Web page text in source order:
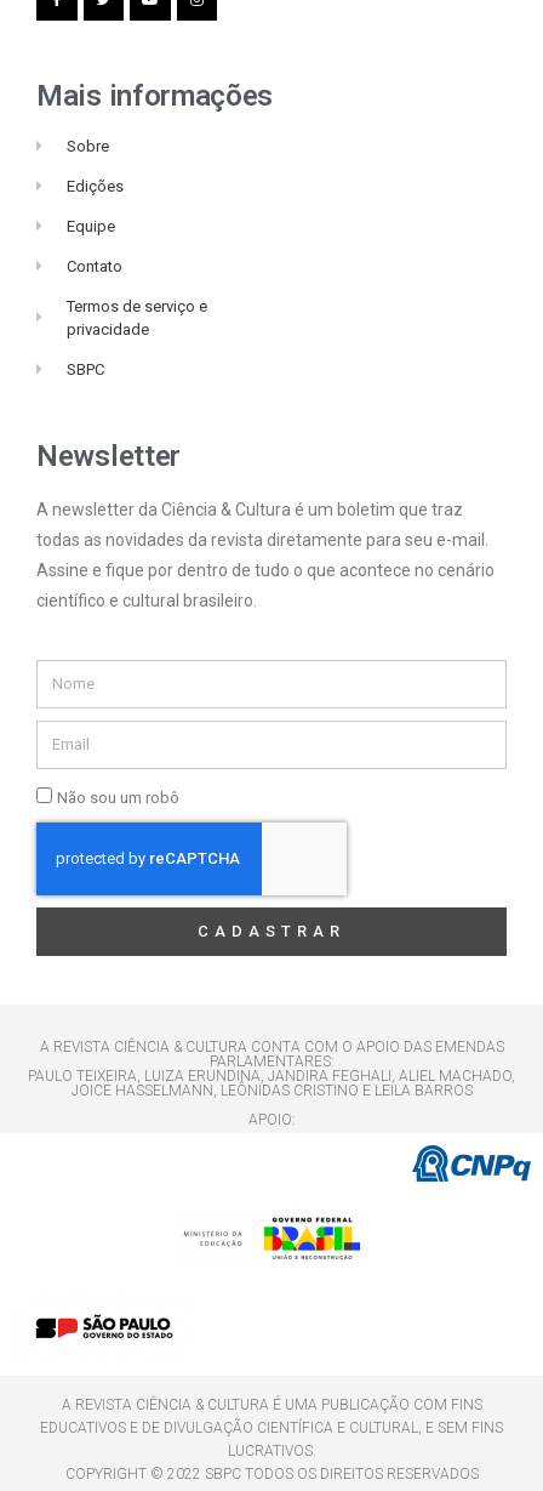
Mais informações
Sobre
Edições
Equipe
Contato
Termos de serviço e
privacidade
SBPC
Newsletter
A newsletter da Ciência & Cultura é um boletim que traz
todas as novidades da revista diretamente para seu e-mail.
Assine e fique por dentro de tudo o que acontece no cenário
científico e cultural brasileiro.
Não sou um robô
CADASTRAR
A REVISTA CIÊNCIA & CULTURA CONTA COM O APOIO DAS EMENDAS
PARLAMENTARES:
PAULO TEIXEIRA, LUIZA ERUNDINA, JANDIRA FEGHALI, ALIEL MACHADO,
JOICE HASSELMANN, LEÔNIDAS CRISTINO E LEILA BARROS
APOIO:
A REVISTA CIÊNCIA & CULTURA É UMA PUBLICAÇÃO COM FINS
EDUCATIVOS E DE DIVULGAÇÃO CIENTÍFICA E CULTURAL, E SEM FINS
LUCRATIVOS.
COPYRIGHT © 2022 SBPC TODOS OS DIREITOS RESERVADOS